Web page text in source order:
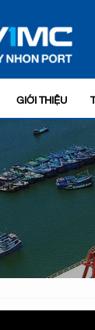
GIỚI THIỆU